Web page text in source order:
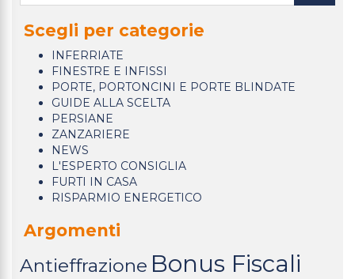
Scegli per categorie
INFERRIATE
FINESTRE E INFISSI
PORTE, PORTONCINI E PORTE BLINDATE
GUIDE ALLA SCELTA
PERSIANE
ZANZARIERE
NEWS
L'ESPERTO CONSIGLIA
FURTI IN CASA
RISPARMIO ENERGETICO
Argomenti
Antieffrazione Bonus Fiscali